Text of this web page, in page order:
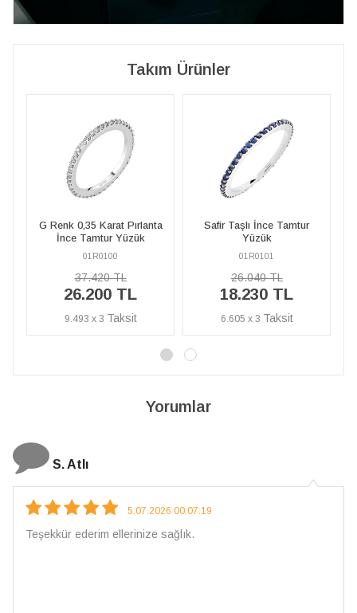
Takım Ürünler
Safir Taşlı İnce Tamtur
Yüzük
01R0101
26.040 TL
18.230 TL
6.605 x 3
Yakut Taşlı İnce Tamtur
Yüzük
01R0102
26.590 TL
18.610 TL
6.743 x 3
Yorumlar
N. Elçi
4.08.2026 16:27:03
Çarpıcı ve olağanüstü bir işçilikle hazırlanmış bir mücevher.